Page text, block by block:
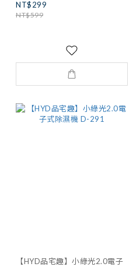
NT$299
NT$599
【HYD品宅趣】小綠光2.0電子